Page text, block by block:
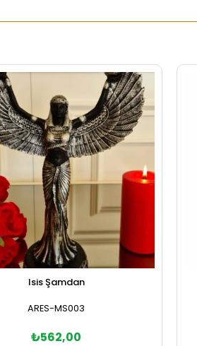
Isis Şamdan
ARES-MS003
₺562,00